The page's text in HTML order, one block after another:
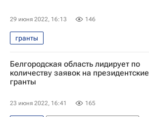
29 июня 2022, 16:13 146
гранты
Ямало-Ненецкий автономный округ
Дмитрий Артюхов
Ямал
Салехард
Белгородская область лидирует по
количеству заявок на президентские
гранты
23 июня 2022, 16:41 165